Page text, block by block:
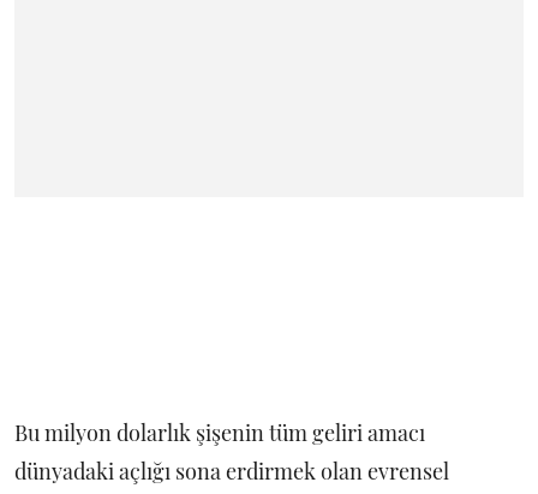
Bu milyon dolarlık şişenin tüm geliri amacı
dünyadaki açlığı sona erdirmek olan evrensel